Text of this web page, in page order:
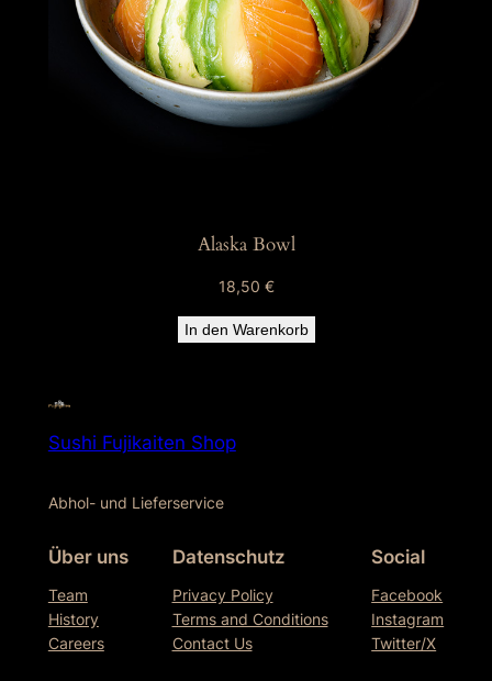
Alaska Bowl
18,50 €
In den Warenkorb
Sushi Fujikaiten Shop
Abhol- und Lieferservice
Über uns
Team
History
Careers
Datenschutz
Privacy Policy
Terms and Conditions
Contact Us
Social
Facebook
Instagram
Twitter/X